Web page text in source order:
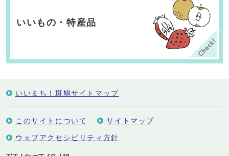
いいもの・ 特産品
いいまち！斑鳩サイトマップ
このサイトについて サイトマップ
ウェブアクセシビリティ方針